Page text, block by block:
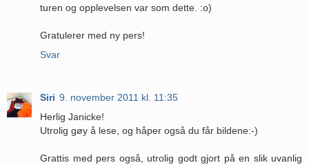
turen og opplevelsen var som dette. :o)
Gratulerer med ny pers!
Svar
Siri 9. november 2011 kl. 11:35
Herlig Janicke!
Utrolig gøy å lese, og håper også du får bildene:-)
Grattis med pers også, utrolig godt gjort på en slik uvanlig